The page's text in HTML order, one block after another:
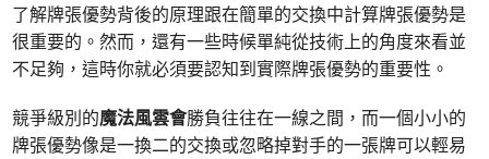
了解牌張優勢背後的原理跟在簡單的交換中計算牌張優勢是
很重要的。然而，還有一些時候單純從技術上的角度來看並
不足夠，這時你就必須要認知到實際牌張優勢的重要性。
競爭級別的魔法風雲會勝負往往在一線之間，而一個小小的
牌張優勢像是一換二的交換或忽略掉對手的一張牌可以輕易